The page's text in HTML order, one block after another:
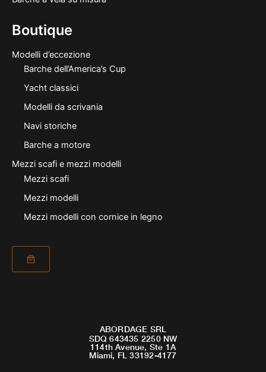
Boutique
Modelli d’eccezione
Barche dell’America’s Cup
Yacht classici
Modelli da scrivania
Navi storiche
Barche a motore
Mezzi scafi e mezzi modelli
Mezzi scafi
Mezzi modelli
Mezzi modelli con cornice in legno
ABORDAGE SRL
SDQ 643435 2250 NW
114th Avenue, Ste 1A
Miami, FL 33192-4177